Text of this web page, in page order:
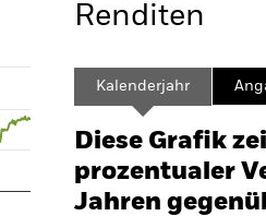
Time. Range: 2009-03-01 00:00:00 to
values. Range: 0 to 75.
Renditen
Kalenderjahr
Diese Grafik
prozentualer
Jahren